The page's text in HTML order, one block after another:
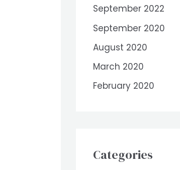
September 2022
September 2020
August 2020
March 2020
February 2020
Categories